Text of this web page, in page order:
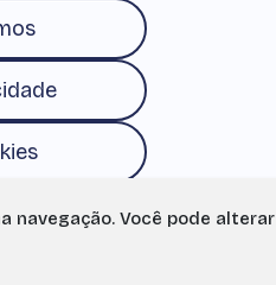
navegação. Você pode alterar